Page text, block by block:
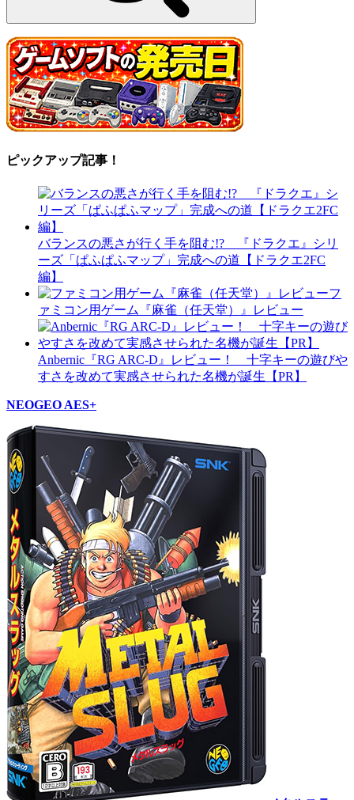
ピックアップ記事！
バランスの悪さが行く手を阻む!? 『ドラクエ』シリ
ーズ「ぱふぱふマップ」完成への道【ドラクエ2FC
編】
フ
ァミコン用ゲーム『麻雀（任天堂）』レビュー
Anbernic『RG ARC-D』レビュー！ 十字キーの遊びや
すさを改めて実感させられた名機が誕生【PR】
NEOGEO AES+